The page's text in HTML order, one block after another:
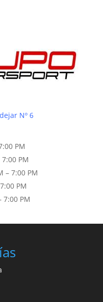
Nº 6
PM
PM
– 7:00 PM
PM
7:00 PM